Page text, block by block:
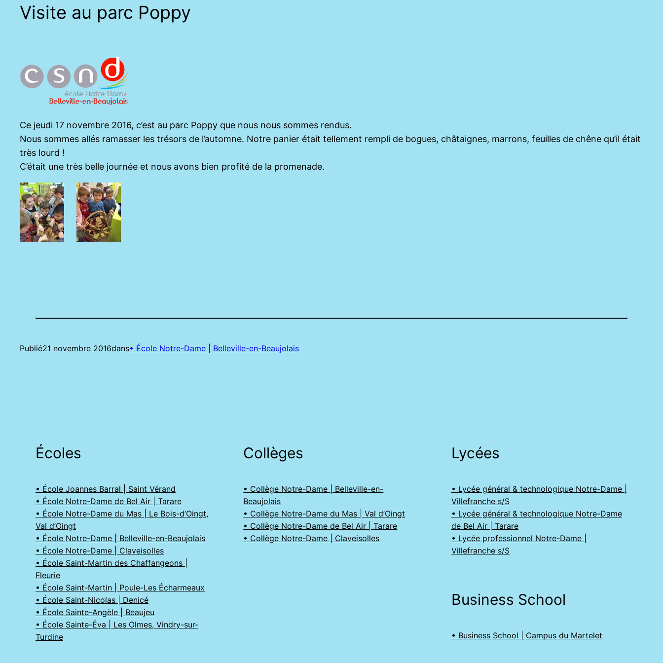
Visite au parc Poppy
Ce jeudi 17 novembre 2016, c’est au parc Poppy que nous nous sommes rendus.
Nous sommes allés ramasser les trésors de l’automne. Notre panier était tellement rempli de bogues, châtaignes, marrons, feuilles de chêne qu’il était
très lourd !
C’était une très belle journée et nous avons bien profité de la promenade.
Publié21 novembre 2016dans• École Notre-Dame | Belleville-en-Beaujolais
Écoles
• École Joannes Barral | Saint Vérand
• École Notre-Dame de Bel Air | Tarare
• École Notre-Dame du Mas | Le Bois-d’Oingt,
Val d’Oingt
• École Notre-Dame | Belleville-en-Beaujolais
• École Notre-Dame | Claveisolles
• École Saint-Martin des Chaffangeons |
Fleurie
• École Saint-Martin | Poule-Les Écharmeaux
• École Saint-Nicolas | Denicé
• École Sainte-Angèle | Beaujeu
• École Sainte-Éva | Les Olmes, Vindry-sur-
Turdine
Collèges
• Collège Notre-Dame | Belleville-en-
Beaujolais
• Collège Notre-Dame du Mas | Val d’Oingt
• Collège Notre-Dame de Bel Air | Tarare
• Collège Notre-Dame | Claveisolles
Lycées
• Lycée général & technologique Notre-Dame |
Villefranche s/S
• Lycée général & technologique Notre-Dame
de Bel Air | Tarare
• Lycée professionnel Notre-Dame |
Villefranche s/S
Business School
• Business School | Campus du Martelet